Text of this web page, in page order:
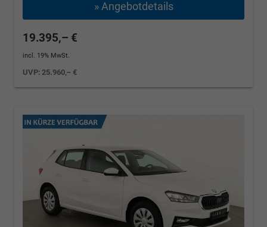
» Angebotdetails
19.395,– €
incl. 19% MwSt.
UVP:25.960,– €